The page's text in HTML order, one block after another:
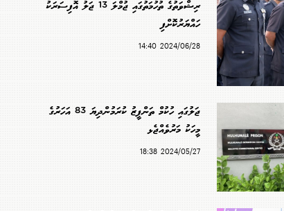
ރިޝްވަތުގެ ތުހުމަތުގައި ޖުމްލަ 13 ޖަލު އޮފިސަރަކު
ހައްޔަރުކޮށްފި
2024/06/28 14:40
ޖަލުގައި ހުކުމް ތަންފީޒު ކުރަމުންދިޔަ 83 އަހަރުގެ
މީހަކު މަރުވެއްޖެޅ
2024/05/27 18:38